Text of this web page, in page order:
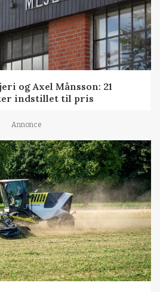
og Axel Månsson: 21
indstillet til pris
Annonce